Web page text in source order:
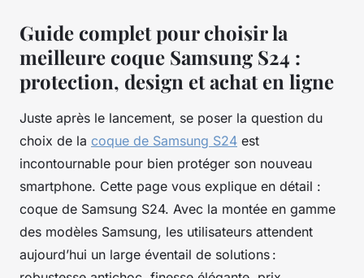
Guide complet pour choisir la
meilleure coque Samsung S24 :
protection, design et achat en ligne
Juste après le lancement, se poser la question du
choix de la coque de Samsung S24 est
incontournable pour bien protéger son nouveau
smartphone. Cette page vous explique en détail :
coque de Samsung S24. Avec la montée en gamme
des modèles Samsung, les utilisateurs attendent
aujourd’hui un large éventail de solutions :